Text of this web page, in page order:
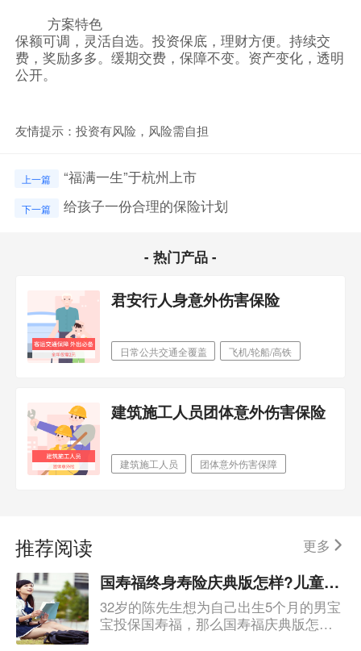
方案特色
保额可调，灵活自选。投资保底，理财方便。持续交
费，奖励多多。缓期交费，保障不变。资产变化，透明
公开。
友情提示：投资有风险，风险需自担
上一篇 “福满一生”于杭州上市
下一篇 给孩子一份合理的保险计划
- 热门产品 -
君安行人身意外伤害保险
日常公共交通全覆盖
飞机/轮船/高铁
建筑施工人员团体意外伤害保险
建筑施工人员
团体意外伤害保障
推荐阅读 更多
国寿福终身寿险庆典版怎样?儿童买多少钱?
32岁的陈先生想为自己出生5个月的男宝
宝投保国寿福，那么国寿福庆典版怎么